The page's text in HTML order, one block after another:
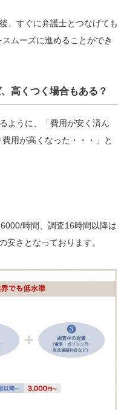
、すぐに弁護士とつなげても
ムーズに進めることができ
高くつく場合もある？
ように、「費用が安く済ん
用が高くなった・・・」と
時間、調査16時間以降は
安さとなっております。